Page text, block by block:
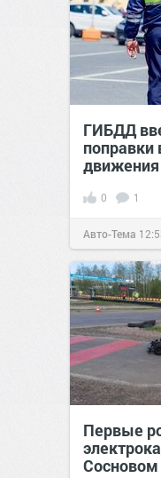
ГИБДД
поправки
движения
0 1
Авто-Тема
Первые
Сосновом